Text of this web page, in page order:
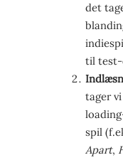
det
til test-
tager
spil
Apart,